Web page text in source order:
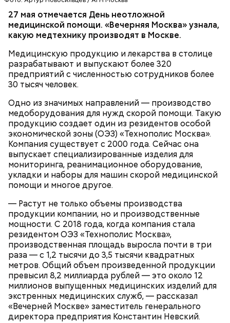
27 мая отмечается День неотложной
медицинской помощи. «Вечерняя Москва» узнала,
какую медтехнику производят в Москве.
Медицинскую продукцию и лекарства в столице
разрабатывают и выпускают более 320
предприятий с численностью сотрудников более
30 тысяч человек.
Одно из значимых направлений — производство
медоборудования для нужд скорой помощи. Такую
продукцию создает один из резидентов особой
экономической зоны (ОЭЗ) «Технополис Москва».
Компания существует с 2000 года. Сейчас она
выпускает специализированные изделия для
мониторинга, реанимационное оборудование,
укладки и наборы для машин скорой медицинской
помощи и многое другое.
— Растут не только объемы производства
продукции компании, но и производственные
мощности. С 2018 года, когда компания стала
резидентом ОЭЗ «Технополис Москва»,
производственная площадь выросла почти в три
раза — с 1,2 тысячи до 3,5 тысячи квадратных
метров. Общий объем произведенной продукции
превысил 8,2 миллиарда рублей — это около 12
миллионов выпущенных медицинских изделий для
экстренных медицинских служб, — рассказал
«Вечерней Москве» заместитель генерального
директора предприятия Константин Невский.
Летний кинотеатр в усадьбе Воронцово
расположился у центральной аллеи. На большом
экране можно будет посмотреть ленты для всей
семьи. Вход свободный, важно следить за
актуальным расписанием.